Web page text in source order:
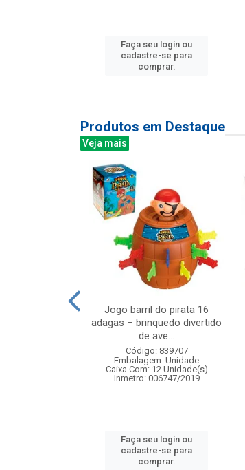
Faça seu login ou
cadastre-se para
comprar.
Produtos em Destaque
Veja mais
Jogo barril do pirata 16
adagas – brinquedo divertido
de ave...
Código: 839707
Embalagem: Unidade
Caixa Com: 12 Unidade(s)
Inmetro: 006747/2019
Faça seu login ou
cadastre-se para
comprar.